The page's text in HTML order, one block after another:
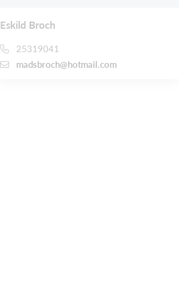
Eskild Broch
25319041
madsbroch@hotmail.com